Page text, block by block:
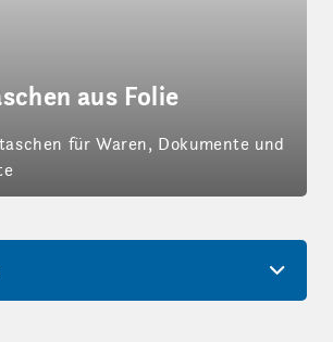
aus Folie
für Waren, Dokumente und